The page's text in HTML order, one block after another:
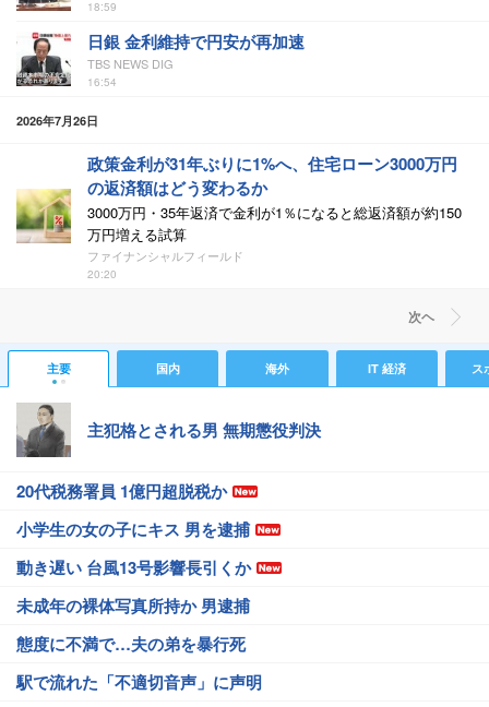
18:59
日銀 金利維持で円安が再加速
TBS NEWS DIG
16:54
2026年7月26日
政策金利が31年ぶりに1%へ、住宅ローン3000万円
の返済額はどう変わるか
3000万円・35年返済で金利が1％になると総返済額が約150
万円増える試算
ファイナンシャルフィールド
20:20
次ヘ
主要 国内 海外 IT 経済 ス
主犯格とされる男 無期懲役判決
20代税務署員 1億円超脱税か
小学生の女の子にキス 男を逮捕
動き遅い 台風13号影響長引くか
未成年の裸体写真所持か 男逮捕
態度に不満で…夫の弟を暴行死
駅で流れた「不適切音声」に声明